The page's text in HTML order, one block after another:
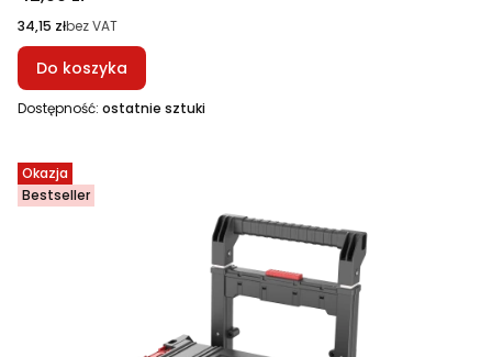
Cena
34,15 złbez VAT
Do koszyka
Dostępność: ostatnie sztuki
Okazja
Bestseller